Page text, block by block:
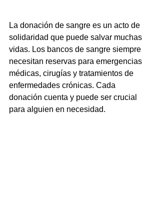
La donación de sangre es un acto de
solidaridad que puede salvar muchas
vidas. Los bancos de sangre siempre
necesitan reservas para emergencias
médicas, cirugías y tratamientos de
enfermedades crónicas. Cada
donación cuenta y puede ser crucial
para alguien en necesidad.